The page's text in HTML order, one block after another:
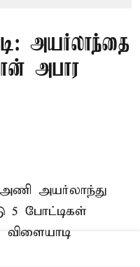
அயர்லாந்தை
அபார
அணி அயர்லாந்து
5 போட்டிகள்